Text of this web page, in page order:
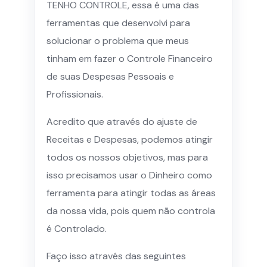
TENHO CONTROLE, essa é uma das
ferramentas que desenvolvi para
solucionar o problema que meus
tinham em fazer o Controle Financeiro
de suas Despesas Pessoais e
Profissionais.
Acredito que através do ajuste de
Receitas e Despesas, podemos atingir
todos os nossos objetivos, mas para
isso precisamos usar o Dinheiro como
ferramenta para atingir todas as áreas
da nossa vida, pois quem não controla
é Controlado.
Faço isso através das seguintes